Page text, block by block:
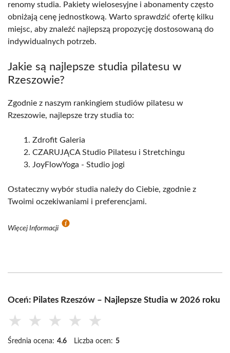
renomy studia. Pakiety wielosesyjne i abonamenty często
obniżają cenę jednostkową. Warto sprawdzić ofertę kilku
miejsc, aby znaleźć najlepszą propozycję dostosowaną do
indywidualnych potrzeb.
Jakie są najlepsze studia pilatesu w
Rzeszowie?
Zgodnie z naszym rankingiem studiów pilatesu w
Rzeszowie, najlepsze trzy studia to:
Zdrofit Galeria
CZARUJĄCA Studio Pilatesu i Stretchingu
JoyFlowYoga - Studio jogi
Ostateczny wybór studia należy do Ciebie, zgodnie z
Twoimi oczekiwaniami i preferencjami.
Więcej Informacji
Oceń: Pilates Rzeszów – Najlepsze Studia w 2026 roku
★ ★ ★ ★ ★
Średnia ocena: 4.6 Liczba ocen: 5